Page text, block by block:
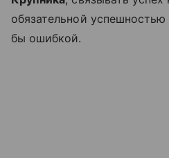
обязательной
бы ошибкой.